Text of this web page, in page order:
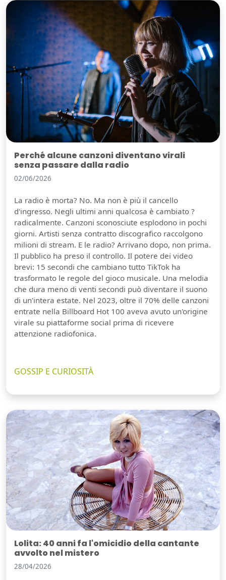
Perché alcune canzoni diventano virali
senza passare dalla radio
02/06/2026
La radio è morta? No. Ma non è più il cancello
d'ingresso. Negli ultimi anni qualcosa è cambiato ?
radicalmente. Canzoni sconosciute esplodono in pochi
giorni. Artisti senza contratto discografico raccolgono
milioni di stream. E le radio? Arrivano dopo, non prima.
Il pubblico ha preso il controllo. Il potere dei video
brevi: 15 secondi che cambiano tutto TikTok ha
trasformato le regole del gioco musicale. Una melodia
che dura meno di venti secondi può diventare il suono
di un'intera estate. Nel 2023, oltre il 70% delle canzoni
entrate nella Billboard Hot 100 aveva avuto un'origine
virale su piattaforme social prima di ricevere
attenzione radiofonica.
GOSSIP E CURIOSITÀ
Lolita: 40 anni fa l'omicidio della cantante
avvolto nel mistero
28/04/2026